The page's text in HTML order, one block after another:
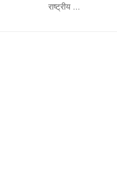
राष्ट्रीय ...